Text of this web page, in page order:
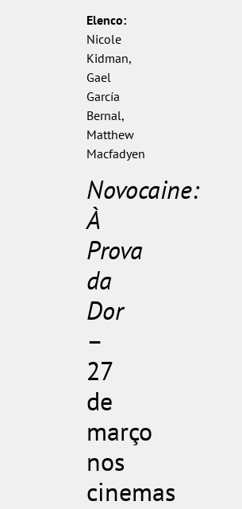
Elenco:
Nicole
Kidman,
Gael
García
Bernal,
Matthew
Macfadyen
Novocaine:
À
Prova
da
Dor
–
27
de
março
nos
cinemas